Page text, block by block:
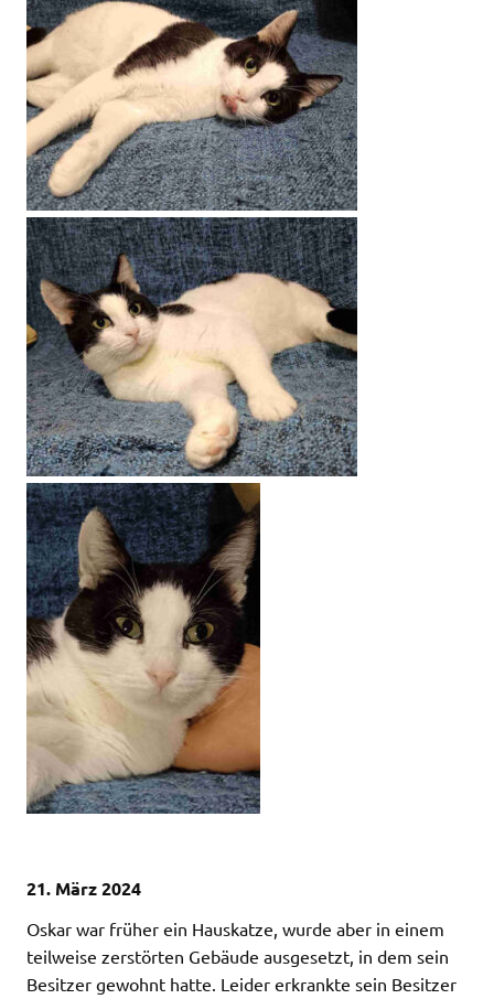
21. März 2024
Oskar war früher ein Hauskatze, wurde aber in einem
teilweise zerstörten Gebäude ausgesetzt, in dem sein
Besitzer gewohnt hatte. Leider erkrankte sein Besitzer